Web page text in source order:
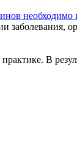
необходимо
заболевания,
В